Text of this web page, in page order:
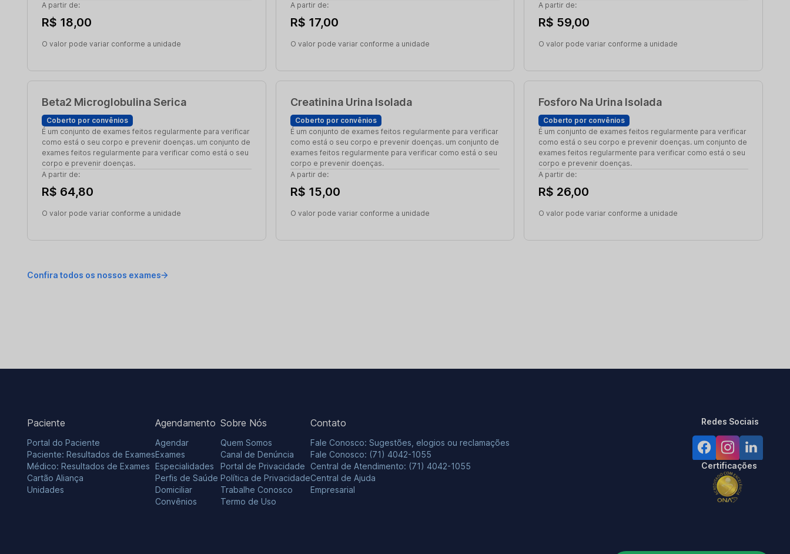
A partir de:
R$ 18,00
O valor pode variar conforme a unidade
A partir de:
R$ 17,00
O valor pode variar conforme a unidade
A partir de:
R$ 59,00
O valor pode variar conforme a unidade
Beta2 Microglobulina Serica
Coberto por convênios
É um conjunto de exames feitos regularmente para verificar
como está o seu corpo e prevenir doenças. um conjunto de
exames feitos regularmente para verificar como está o seu
corpo e prevenir doenças.
A partir de:
R$ 64,80
O valor pode variar conforme a unidade
Creatinina Urina Isolada
Coberto por convênios
É um conjunto de exames feitos regularmente para verificar
como está o seu corpo e prevenir doenças. um conjunto de
exames feitos regularmente para verificar como está o seu
corpo e prevenir doenças.
A partir de:
R$ 15,00
O valor pode variar conforme a unidade
Fosforo Na Urina Isolada
Coberto por convênios
É um conjunto de exames feitos regularmente para verificar
como está o seu corpo e prevenir doenças. um conjunto de
exames feitos regularmente para verificar como está o seu
corpo e prevenir doenças.
A partir de:
R$ 26,00
O valor pode variar conforme a unidade
Confira todos os nossos exames
Paciente
Portal do Paciente
Paciente: Resultados de Exames
Médico: Resultados de Exames
Cartão Aliança
Unidades
Agendamento
Agendar
Exames
Especialidades
Perfis de Saúde
Domiciliar
Convênios
Sobre Nós
Quem Somos
Canal de Denúncia
Portal de Privacidade
Política de Privacidade
Trabalhe Conosco
Termo de Uso
Contato
Fale Conosco: Sugestões, elogios ou reclamações
Fale Conosco: (71) 4042-1055
Central de Atendimento: (71) 4042-1055
Central de Ajuda
Empresarial
Redes Sociais
Certificações